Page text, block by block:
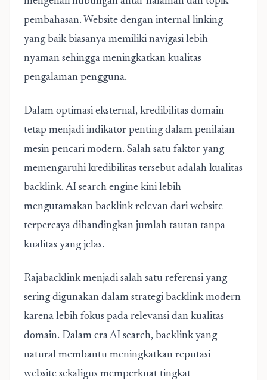
pembahasan. Website dengan internal linking
yang baik biasanya memiliki navigasi lebih
nyaman sehingga meningkatkan kualitas
pengalaman pengguna.
Dalam optimasi eksternal, kredibilitas domain
tetap menjadi indikator penting dalam penilaian
mesin pencari modern. Salah satu faktor yang
memengaruhi kredibilitas tersebut adalah kualitas
backlink. AI search engine kini lebih
mengutamakan backlink relevan dari website
terpercaya dibandingkan jumlah tautan tanpa
kualitas yang jelas.
Rajabacklink menjadi salah satu referensi yang
sering digunakan dalam strategi backlink modern
karena lebih fokus pada relevansi dan kualitas
domain. Dalam era AI search, backlink yang
natural membantu meningkatkan reputasi
website sekaligus memperkuat tingkat